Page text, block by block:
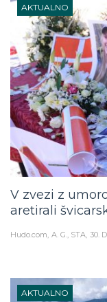
AKTUALNO
V zvezi z
aretirali
Hudo.com A. G., STA 30.
AKTUALNO